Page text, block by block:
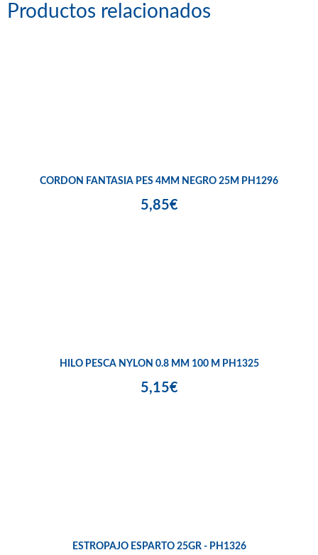
Productos relacionados
CORDON FANTASIA PES 4MM NEGRO 25M PH1296
5,85€
HILO PESCA NYLON 0.8 MM 100 M PH1325
5,15€
ESTROPAJO ESPARTO 25GR - PH1326